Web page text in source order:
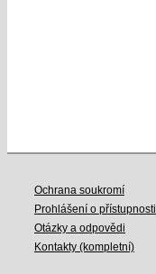
Ochrana soukromí
Prohlášení o přístupnosti
Otázky a odpovědi
Kontakty (kompletní)